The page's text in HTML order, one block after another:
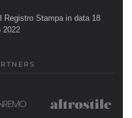
Registro Stampa in data 18
2022